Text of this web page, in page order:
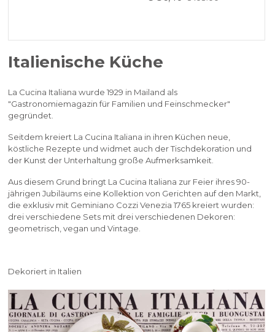
Italienische Küche
La Cucina Italiana wurde 1929 in Mailand als
"Gastronomiemagazin für Familien und Feinschmecker"
gegründet.
Seitdem kreiert La Cucina Italiana in ihren Küchen neue,
köstliche Rezepte und widmet auch der Tischdekoration und
der Kunst der Unterhaltung große Aufmerksamkeit.
Aus diesem Grund bringt La Cucina Italiana zur Feier ihres 90-
jährigen Jubiläums eine Kollektion von Gerichten auf den Markt,
die exklusiv mit Geminiano Cozzi Venezia 1765 kreiert wurden:
drei verschiedene Sets mit drei verschiedenen Dekoren:
geometrisch, vegan und Vintage.
Dekoriert in Italien